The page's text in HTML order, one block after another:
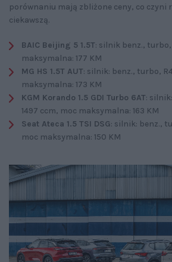
porównaniu mają zbliżone ceny, co czyni
ciekawszą.
BAIC Beijing 5 1.5T: silnik benz., turbo,
maksymalna: 177 KM
MG HS 1.5T AUT: silnik: benz., turbo,
maksymalna: 173 KM
KGM Korando 1.5 GDI Turbo 6AT:
1497 ccm, moc maksymalna: 163 KM
Seat Ateca 1.5 TSI DSG: silnik: benz.,
moc maksymalna: 150 KM